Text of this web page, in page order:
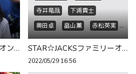
STAR☆JACKSメンバーオンラインミーティングのお知らせ🕖
寺井竜哉
下浦貴士
奥田卓
畠山薫
赤松英実
三原悠里
留奈
山田命
STAR☆JACKSファミリーオンラインミーティングのお知らせ🕘
2022/05/29 16:56